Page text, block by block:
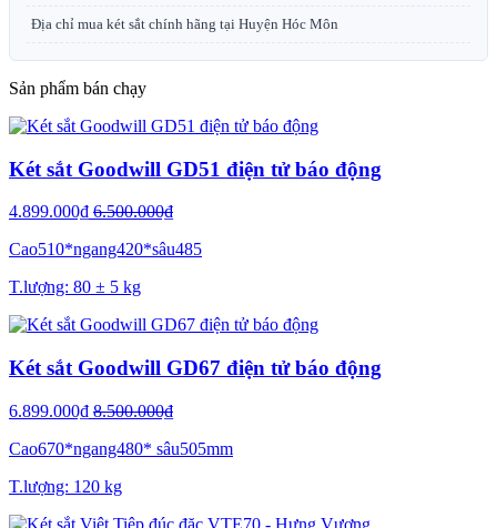
Địa chỉ mua két sắt chính hãng tại Huyện Hóc Môn
Sản phẩm bán chạy
Két sắt Goodwill GD51 điện tử báo động
4.899.000₫ 6.500.000₫
Cao510*ngang420*sâu485
T.lượng: 80 ± 5 kg
Két sắt Goodwill GD67 điện tử báo động
6.899.000₫ 8.500.000₫
Cao670*ngang480* sâu505mm
T.lượng: 120 kg